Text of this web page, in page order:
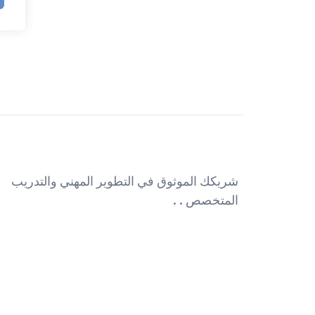
شريكك الموثوق في التطوير المهني والتدريب
المتخصص . .